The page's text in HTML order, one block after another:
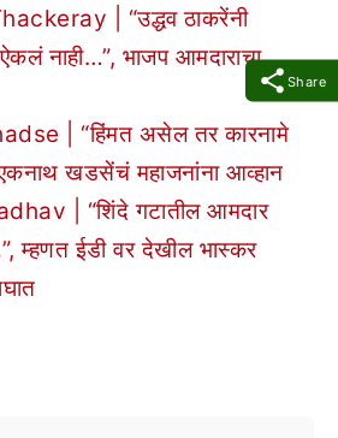
Share
| “उद्धव ठाकरेंनी
ऐकलं नाही…”, भाजप आमदाराचा
| “हिंमत असेल तर कारनामे
एकनाथ खडसेंचं महाजनांना आव्हान
| “शिंदे गटातील आमदार
म्हणत ईडी वर देखील भास्कर